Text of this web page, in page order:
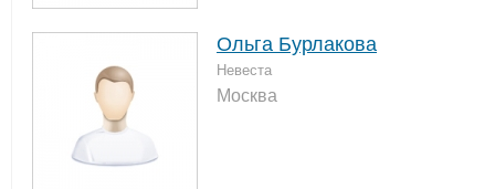
Ольга Бурлакова
Невеста
Москва